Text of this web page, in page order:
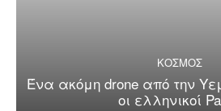
ΚΟΣΜΟΣ
Ένα ακόμη drone από την
οι ελληνικοί